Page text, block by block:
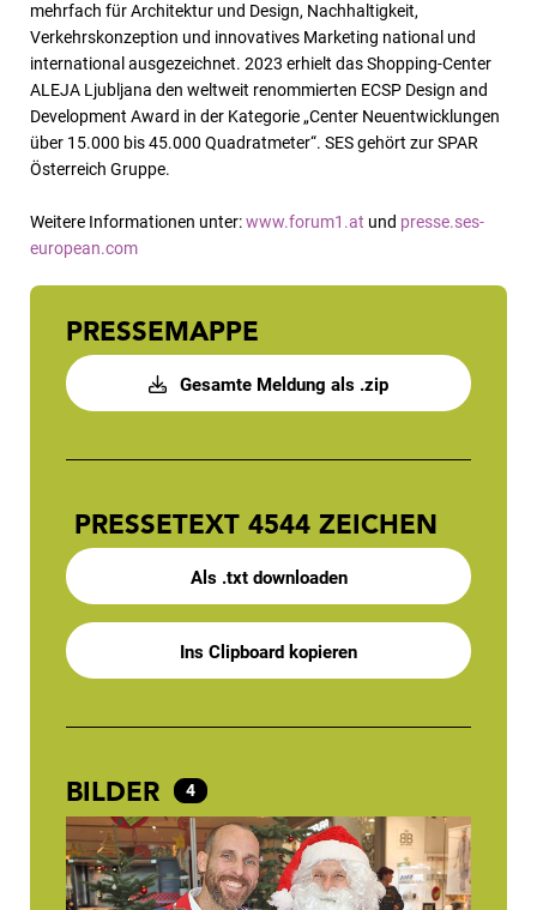
mehrfach für Architektur und Design, Nachhaltigkeit,
Verkehrskonzeption und innovatives Marketing national und
international ausgezeichnet. 2023 erhielt das Shopping-Center
ALEJA Ljubljana den weltweit renommierten ECSP Design and
Development Award in der Kategorie „Center Neuentwicklungen
über 15.000 bis 45.000 Quadratmeter“. SES gehört zur SPAR
Österreich Gruppe.
Weitere Informationen unter:www.forum1.at und presse.ses-
european.com
PRESSEMAPPE
Gesamte Meldung als .zip
PRESSETEXT 4544 ZEICHEN
Als .txt downloaden
Ins Clipboard kopieren
BILDER 4